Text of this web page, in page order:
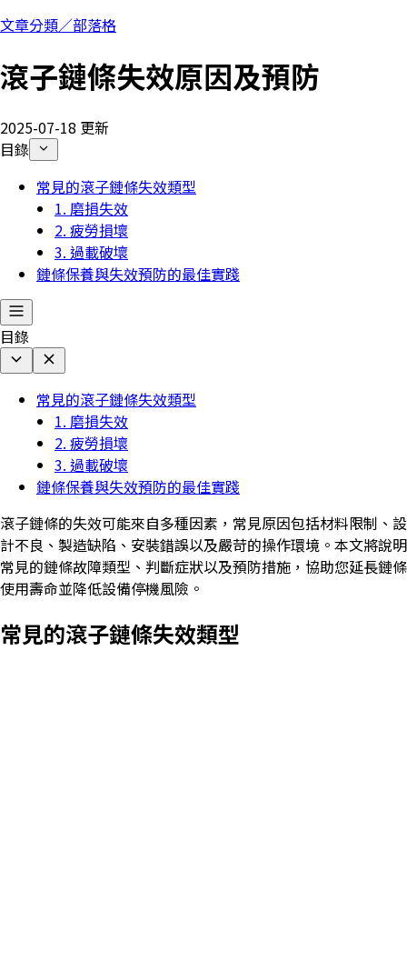
文章分類／部落格
滾子鏈條失效原因及預防
2025-07-18 更新
目錄
常見的滾子鏈條失效類型
1. 磨損失效
2. 疲勞損壞
3. 過載破壞
鏈條保養與失效預防的最佳實踐
目錄
常見的滾子鏈條失效類型
1. 磨損失效
2. 疲勞損壞
3. 過載破壞
鏈條保養與失效預防的最佳實踐
滾子鏈條的失效可能來自多種因素，常見原因包括材料限制、設
計不良、製造缺陷、安裝錯誤以及嚴苛的操作環境。本文將說明
常見的鏈條故障類型、判斷症狀以及預防措施，協助您延長鏈條
使用壽命並降低設備停機風險。
常見的滾子鏈條失效類型